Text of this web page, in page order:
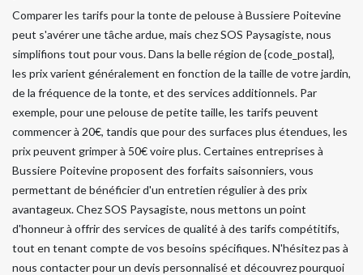
Comparer les tarifs pour la tonte de pelouse à Bussiere Poitevine
peut s'avérer une tâche ardue, mais chez SOS Paysagiste, nous
simplifions tout pour vous. Dans la belle région de {code_postal},
les prix varient généralement en fonction de la taille de votre jardin,
de la fréquence de la tonte, et des services additionnels. Par
exemple, pour une pelouse de petite taille, les tarifs peuvent
commencer à 20€, tandis que pour des surfaces plus étendues, les
prix peuvent grimper à 50€ voire plus. Certaines entreprises à
Bussiere Poitevine proposent des forfaits saisonniers, vous
permettant de bénéficier d'un entretien régulier à des prix
avantageux. Chez SOS Paysagiste, nous mettons un point
d'honneur à offrir des services de qualité à des tarifs compétitifs,
tout en tenant compte de vos besoins spécifiques. N'hésitez pas à
nous contacter pour un devis personnalisé et découvrez pourquoi